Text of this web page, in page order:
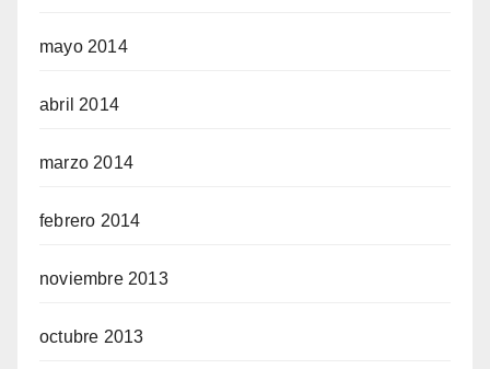
mayo 2014
abril 2014
marzo 2014
febrero 2014
noviembre 2013
octubre 2013